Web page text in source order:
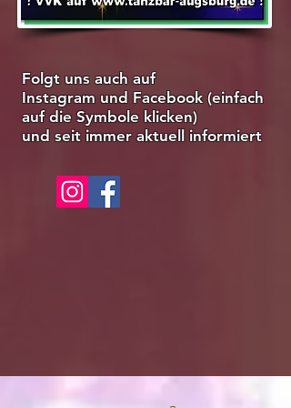
Folgt uns auch auf
Instagram und Facebook (einfach
auf die Symbole klicken)
und seit immer aktuell informiert